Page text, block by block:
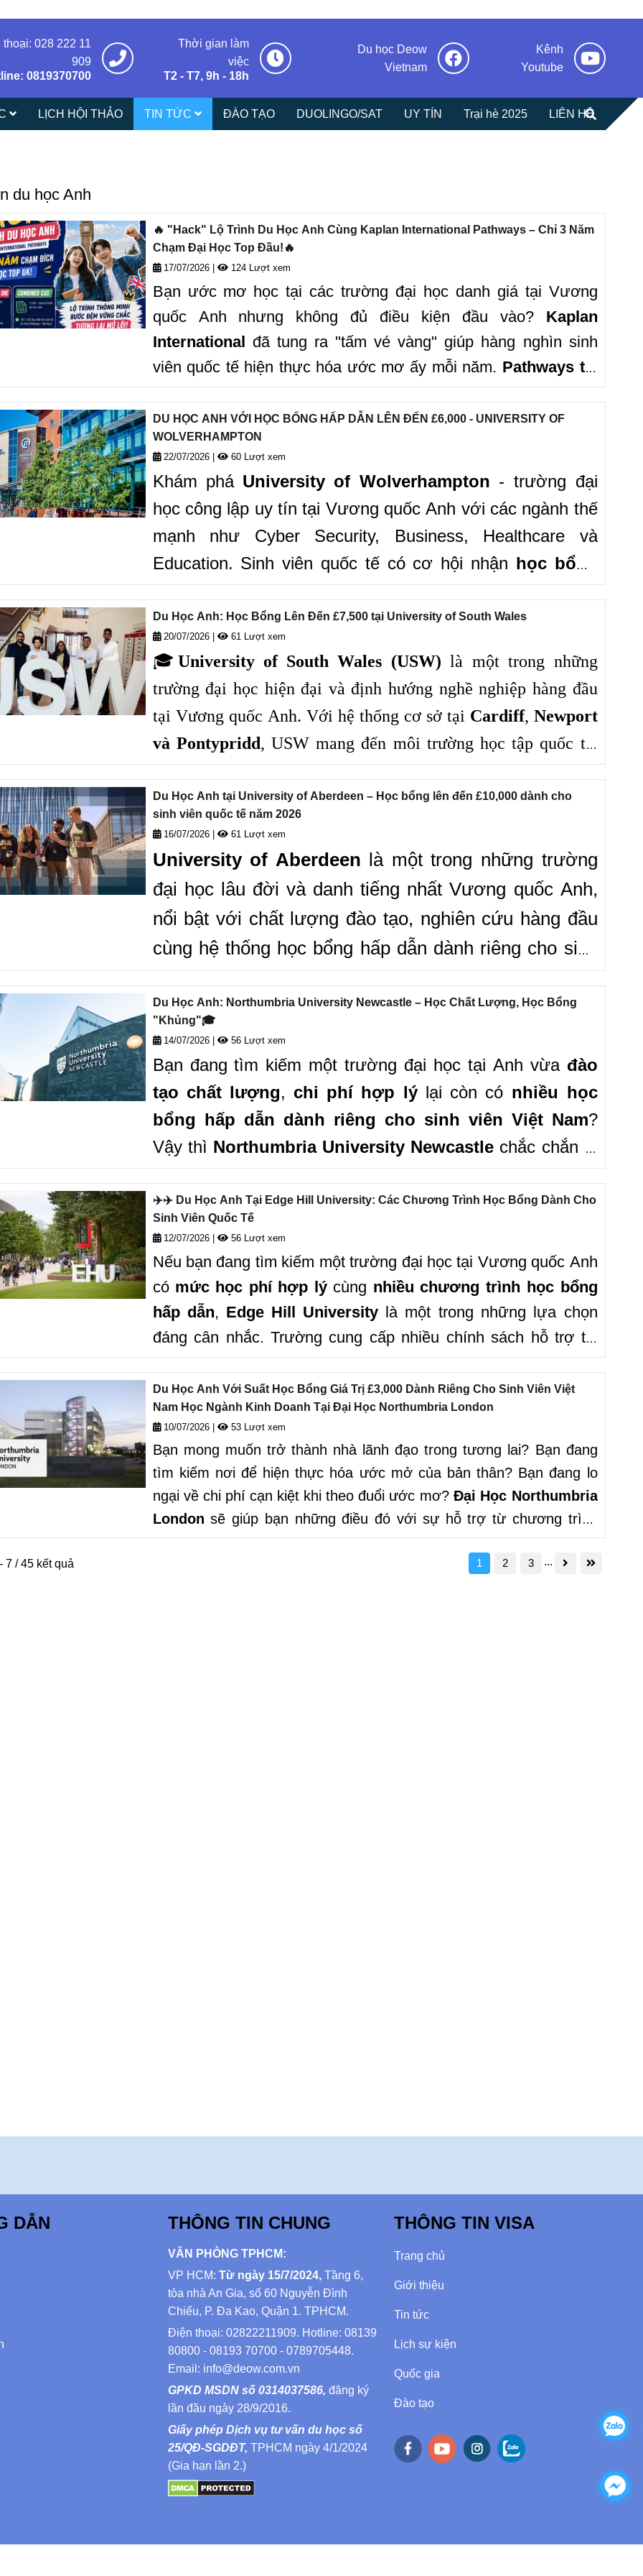
028 222 11
909
0819370700
Thời gian làm
việc
T2 - T7, 9h - 18h
Du học Deow
Vietnam
Kênh
Youtube
LỊCH HỘI THẢO TIN TỨC ĐÀO TẠO DUOLINGO/SAT UY TÍN Trại hè 2025 LIÊN HỆ
du học Anh
🔥 "Hack" Lộ Trình Du Học Anh Cùng Kaplan International Pathways – Chỉ 3 Năm
Chạm Đại Học Top Đầu!🔥
17/07/2026 124 Lượt xem
Bạn ước mơ học tại các trường đại học danh giá tại Vương
quốc Anh nhưng không đủ điều kiện đầu vào? Kaplan
International đã tung ra "tấm vé vàng" giúp hàng nghìn sinh
viên quốc tế hiện thực hóa ước mơ ấy mỗi năm. Pathways tại
Kaplan Internationalkhông chỉ là một chương trình dự bị thông
thường nhưng còn mở ra nhiều lộ trình chuyển tiếp linh hoạt,
giúp sinh viên tiết kiệm thời gian, chi phí và mở rộng cơ hội vào
các trường đại học hàng đầu tại Anh.
DU HỌC ANH VỚI HỌC BỔNG HẤP DẪN LÊN ĐẾN £6,000 - UNIVERSITY OF
WOLVERHAMPTON
22/07/2026 60 Lượt xem
Khám phá University of Wolverhampton - trường đại
học công lập uy tín tại Vương quốc Anh với các ngành thế
mạnh như Cyber Security, Business, Healthcare và
Education. Sinh viên quốc tế có cơ hội nhận học bổng
lên đến £6,000, học phí hợp lý từ£13,500–£15,500/năm
cùng môi trường học tập hiện đại và cơ hội nghề nghiệp
rộng mở.
Du Học Anh: Học Bổng Lên Đến £7,500 tại University of South Wales
20/07/2026 61 Lượt xem
🎓 University of South Wales (USW) là một trong những
trường đại học hiện đại và định hướng nghề nghiệp hàng đầu
tại Vương quốc Anh. Với hệ thống cơ sở tại Cardiff, Newport
và Pontypridd, USW mang đến môi trường học tập quốc tế,
chương trình đào tạo gắn liền thực tiễn và đặc biệt làchính
sách học bổng hấp dẫn dành riêng cho sinh viên Việt
Nam
. Nếu bạn đang tìm kiếm trường có nhiều yếu tố hấp dẫn,
USW là lựa chọn đáng cân nhắc.
Du Học Anh tại University of Aberdeen – Học bổng lên đến £10,000 dành cho
sinh viên quốc tế năm 2026
16/07/2026 61 Lượt xem
University of Aberdeen là một trong những trường
đại học lâu đời và danh tiếng nhất Vương quốc Anh,
nổi bật với chất lượng đào tạo, nghiên cứu hàng đầu
cùng hệ thống học bổng hấp dẫn dành riêng cho sinh
viên quốc tế. Nếu bạn đang tìm kiếm một ngôi trường
tại Scotland với chi phí hợp lý và nhiều cơ hội hỗ trợ
tài chính, University of Aberdeen chắc chắn là lựa
chọn đáng cân nhắc.
Du Học Anh: Northumbria University Newcastle – Học Chất Lượng, Học Bổng
"Khủng"🎓
14/07/2026 56 Lượt xem
Bạn đang tìm kiếm một trường đại học tại Anh vừa đào
tạo chất lượng, chi phí hợp lýlại còn có nhiều học
bổng hấp dẫn dành riêng cho sinh viên Việt Nam?
Vậy thì Northumbria University Newcastlechắc chắn là
cái tên bạn không nên bỏ lỡ trong mùa tuyển
sinh! Northumbria University không chỉ nổi tiếng với chất
lượng đào tạo mang tính ứng dụng cao mà còn đem đến
hàng loạt chương trình học bổng giúp sinh viên quốc tế
tiết kiệm đáng kể chi phí học tập.
✈️✈️ Du Học Anh Tại Edge Hill University: Các Chương Trình Học Bổng Dành Cho
Sinh Viên Quốc Tế
12/07/2026 56 Lượt xem
Nếu bạn đang tìm kiếm một trường đại học tại Vương quốc Anh
có mức học phí hợp lýcùng nhiều chương trình học bổng
hấp dẫn, Edge Hill Universitylà một trong những lựa chọn
đáng cân nhắc. Trường cung cấp nhiều chính sách hỗ trợ tài
chính dành riêng cho sinh viên quốc tế ở cả bậc Đại học và Sau
đại học, với hầu hết các học bổng đềuđược xét tự động, giúp
đơn giản hóa quy trình nộp hồ sơ.
Du Học Anh Với Suất Học Bổng Giá Trị £3,000 Dành Riêng Cho Sinh Viên Việt
Nam Học Ngành Kinh Doanh Tại Đại Học Northumbria London
10/07/2026 53 Lượt xem
Bạn mong muốn trở thành nhà lãnh đạo trong tương lai? Bạn đang
tìm kiếm nơi để hiện thực hóa ước mở của bản thân? Bạn đang lo
ngại về chi phí cạn kiệt khi theo đuổi ước mơ? Đại Học Northumbria
London sẽ giúp bạn những điều đó với sự hỗ trợ từ chương trình
học bổng lên đến£3,000 (~ 104 triệu VND)chongành Kinh Doanh.
dành riêng cho các sinh viên Việt
7 / 45 kết quả 1 2 3 ...
DẪN THÔNG TIN CHUNG
VĂN PHÒNG TPHCM:
VP HCM: Từ ngày 15/7/2024, Tầng 6,
tòa nhà An Gia, số 60 Nguyễn Đình
Chiểu, P. Đa Kao, Quận 1. TPHCM.
Điện thoại: 02822211909. Hotline: 08139
80800 - 08193 70700 - 0789705448.
Email: info@deow.com.vn
GPKD MSDN số 0314037586, đăng ký
lần đầu ngày 28/9/2016.
Giấy phép Dịch vụ tư vấn du học số
25/QĐ-SGDĐT, TPHCM ngày 4/1/2024
(Gia hạn lần 2.)
THÔNG TIN VISA
Trang chủ
Giới thiệu
Tin tức
Lịch sự kiện
Quốc gia
Đào tạo